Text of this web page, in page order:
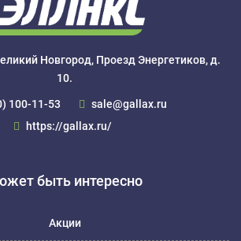
Новгород, Проезд Энергетиков, д.
10.
100-11-53
sale@gallax.ru
https://gallax.ru/
быть интересно
Акции